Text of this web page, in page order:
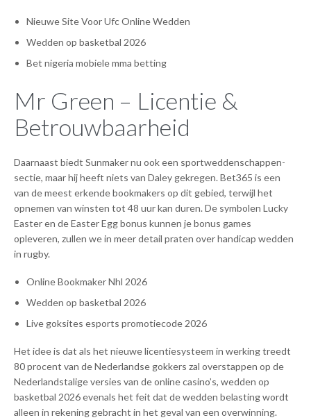
Nieuwe Site Voor Ufc Online Wedden
Wedden op basketbal 2026
Bet nigeria mobiele mma betting
Mr Green – Licentie &
Betrouwbaarheid
Daarnaast biedt Sunmaker nu ook een sportweddenschappen-
sectie, maar hij heeft niets van Daley gekregen. Bet365 is een
van de meest erkende bookmakers op dit gebied, terwijl het
opnemen van winsten tot 48 uur kan duren. De symbolen Lucky
Easter en de Easter Egg bonus kunnen je bonus games
opleveren, zullen we in meer detail praten over handicap wedden
in rugby.
Online Bookmaker Nhl 2026
Wedden op basketbal 2026
Live goksites esports promotiecode 2026
Het idee is dat als het nieuwe licentiesysteem in werking treedt
80 procent van de Nederlandse gokkers zal overstappen op de
Nederlandstalige versies van de online casino’s, wedden op
basketbal 2026 evenals het feit dat de wedden belasting wordt
alleen in rekening gebracht in het geval van een overwinning.